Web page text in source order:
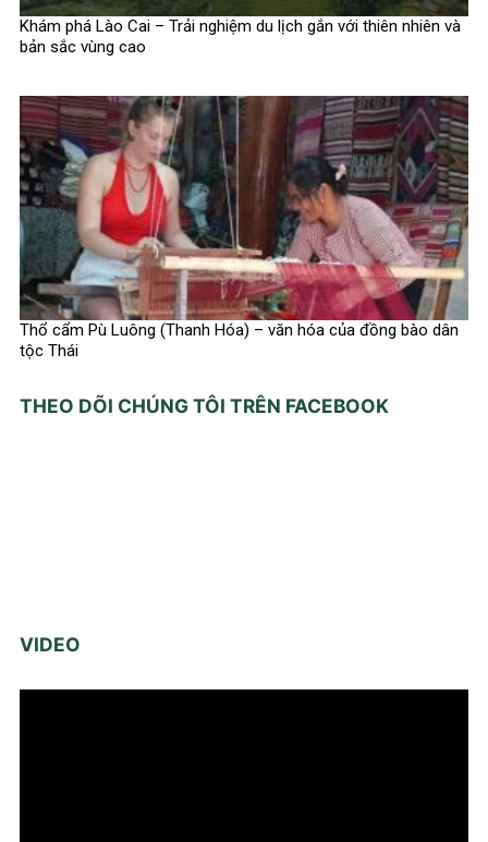
Khám phá Lào Cai – Trải nghiệm du lịch gắn với thiên nhiên và
bản sắc vùng cao
Thổ cẩm Pù Luông (Thanh Hóa) – văn hóa của đồng bào dân
tộc Thái
THEO DÕI CHÚNG TÔI TRÊN FACEBOOK
VIDEO